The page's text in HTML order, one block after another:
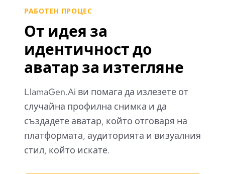
РАБОТЕН ПРОЦЕС
От идея за
идентичност до
аватар за изтегляне
LlamaGen.Ai ви помага да излезете от
случайна профилна снимка и да
създадете аватар, който отговаря на
платформата, аудиторията и визуалния
стил, който искате.